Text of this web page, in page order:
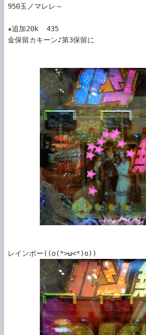
950玉ノマレレ～
★追加20k  435
金保留カキーン♪第3保留に